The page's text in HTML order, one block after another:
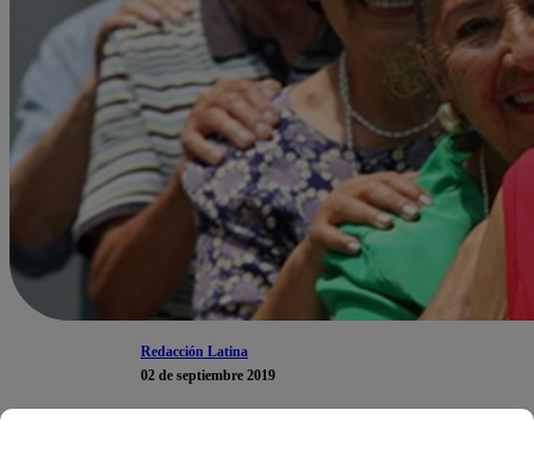
Redacción Latina
02 de septiembre 2019